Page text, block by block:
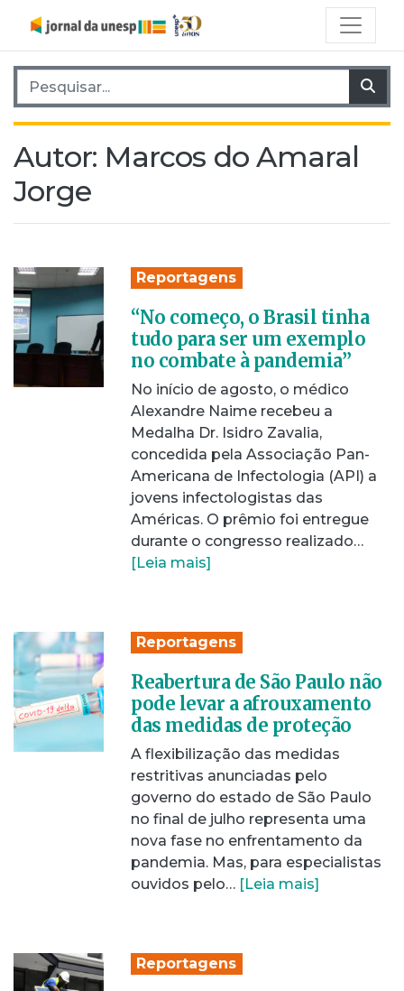
Pesquisar por:
Autor: Marcos do Amaral
Jorge
Reportagens
“No começo, o Brasil tinha
tudo para ser um exemplo
no combate à pandemia”
No início de agosto, o médico
Alexandre Naime recebeu a
Medalha Dr. Isidro Zavalia,
concedida pela Associação Pan-
Americana de Infectologia (API) a
jovens infectologistas das
Américas. O prêmio foi entregue
durante o congresso realizado…
[Leia mais]
Reportagens
Reabertura de São Paulo não
pode levar a afrouxamento
das medidas de proteção
A flexibilização das medidas
restritivas anunciadas pelo
governo do estado de São Paulo
no final de julho representa uma
nova fase no enfrentamento da
pandemia. Mas, para especialistas
ouvidos pelo… [Leia mais]
Reportagens